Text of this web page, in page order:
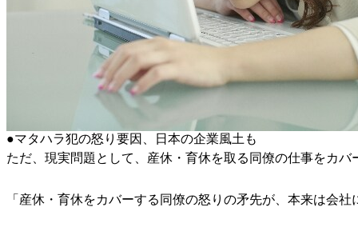
●マタハラ犯の怒り要因、日本の企業風土も
ただ、現実問題として、産休・育休を取る同僚の仕事をカ
「産休・育休をカバーする同僚の怒りの矛先が、本来は会